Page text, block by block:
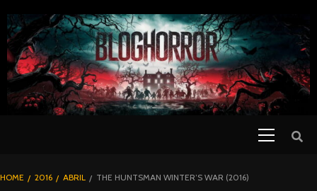
TO
CONTENT
BLOGHORROR
HOME 2016 ABRIL THE HUNTSMAN WINTER’S WAR (2016)